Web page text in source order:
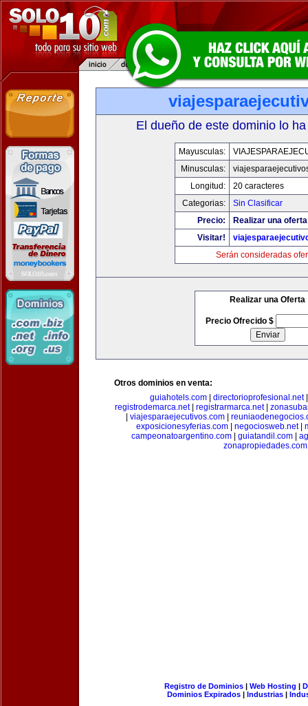
El dueño de este dominio lo
Mayusculas:
Minusculas:
Longitud:
20 caracteres
Categorias:
Sin Clasificar
Precio:
Realizar una
Visitar!
Serán consideradas
Realizar una Oferta
Precio Ofrecido $
Otros dominios en venta:
guiahotels.com
directorioprofesional.net
registrodemarca.net| registrarmarca.net|
viajesparaejecutivos.com|
exposicionesyferias.com
negociosweb.net|
campeonatoargentino.com| guiatandil.com|
zonapropiedades.com
Registro de Dominios| Web Hosting |
Dominios Expirados | Industrias |